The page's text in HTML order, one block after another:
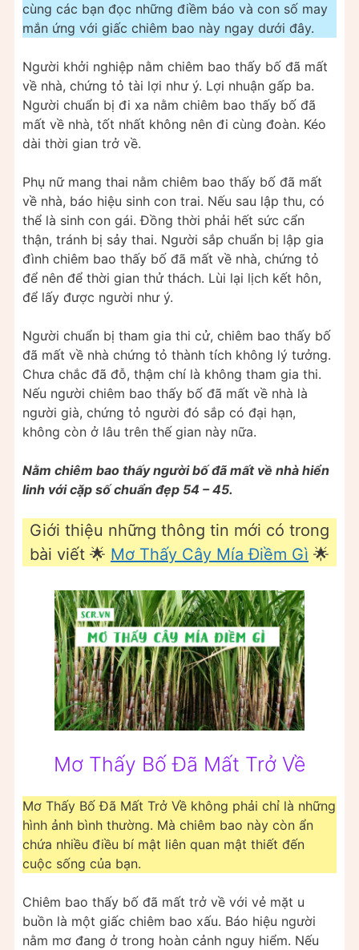
cùng các bạn đọc những điềm báo và con số may
mắn ứng với giấc chiêm bao này ngay dưới đây.
Người khởi nghiệp nằm chiêm bao thấy bố đã mất
về nhà, chứng tỏ tài lợi như ý. Lợi nhuận gấp ba.
Người chuẩn bị đi xa nằm chiêm bao thấy bố đã
mất về nhà, tốt nhất không nên đi cùng đoàn. Kéo
dài thời gian trở về.
Phụ nữ mang thai nằm chiêm bao thấy bố đã mất
về nhà, báo hiệu sinh con trai. Nếu sau lập thu, có
thể là sinh con gái. Đồng thời phải hết sức cẩn
thận, tránh bị sảy thai. Người sắp chuẩn bị lập gia
đình chiêm bao thấy bố đã mất về nhà, chứng tỏ
để nên để thời gian thử thách. Lùi lại lịch kết hôn,
để lấy được người như ý.
Người chuẩn bị tham gia thi cử, chiêm bao thấy bố
đã mất về nhà chứng tỏ thành tích không lý tưởng.
Chưa chắc đã đỗ, thậm chí là không tham gia thi.
Nếu người chiêm bao thấy bố đã mất về nhà là
người già, chứng tỏ người đó sắp có đại hạn,
không còn ở lâu trên thế gian này nữa.
Nằm chiêm bao thấy người bố đã mất về nhà hiển
linh với cặp số chuẩn đẹp 54 – 45.
Giới thiệu những thông tin mới có trong
bài viết 🌟 Mơ Thấy Cây Mía Điềm Gì 🌟
Mơ Thấy Bố Đã Mất Trở Về
Mơ Thấy Bố Đã Mất Trở Về không phải chỉ là những
hình ảnh bình thường. Mà chiêm bao này còn ẩn
chứa nhiều điều bí mật liên quan mật thiết đến
cuộc sống của bạn.
Chiêm bao thấy bố đã mất trở về với vẻ mặt u
buồn là một giấc chiêm bao xấu. Báo hiệu người
nằm mơ đang ở trong hoàn cảnh nguy hiểm. Nếu